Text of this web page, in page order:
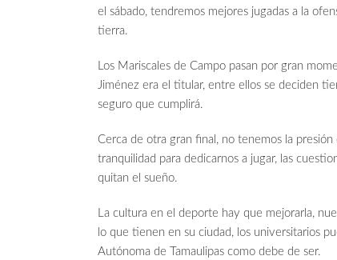
el sábado, tendremos mejores jugadas a la
tierra.
Los Mariscales de Campo pasan por gran
Jiménez era el titular, entre ellos se deciden
seguro que cumplirá.
Cerca de otra gran final, no tenemos la
tranquilidad para dedicarnos a jugar, las
quitan el sueño.
La cultura en el deporte hay que mejorarla,
lo que tienen en su ciudad, los universitarios
Autónoma de Tamaulipas como debe de ser.